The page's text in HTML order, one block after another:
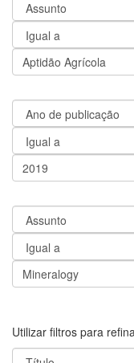
Utilizar filtros para